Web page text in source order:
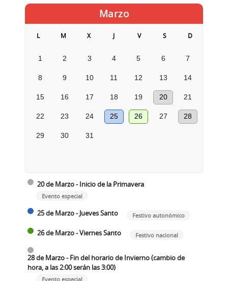
Marzo
L M X J V S D
1 2 3 4 5 6 7
8 9 10 11 12 13 14
15 16 17 18 19 20 21
22 23 24 25 26 27 28
29 30 31
20 de Marzo - Inicio de la Primavera
Evento especial
25 de Marzo - Jueves Santo Festivo autonómico
26 de Marzo - Viernes Santo Festivo nacional
28 de Marzo - Fin del horario de Invierno (cambio de
hora, a las 2:00 serán las 3:00)
Evento especial